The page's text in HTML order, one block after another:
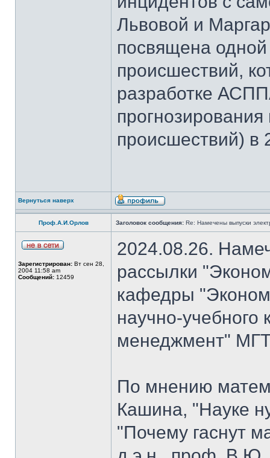
Львовой и
посвящена
происшествий,
разработке
происшествий) в
Вернуться наверх
Проф.А.И.Орлов Заголовок сообщения: Re: Намечены выпуски
Зарегистрирован: Вт сен 28,
2004 11:58 am
Сообщений: 12459
2024.08.26.
рассылки
кафедры
научно-
менеджмент"
По мнению
Кашина, "Науке
"Почему гаснут